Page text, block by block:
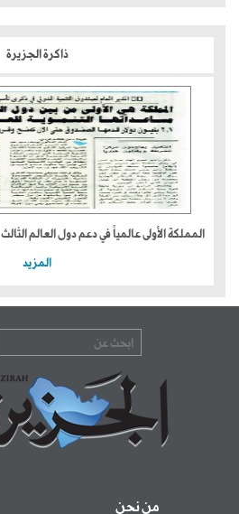
ذاكرة الجزيرة
المملكة الأولى عالمياً في دعم دول العالم الثالث
المزيد
من نحن